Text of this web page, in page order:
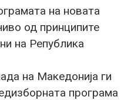
на новата
од принципите
на Република
на Македонија ги
програма